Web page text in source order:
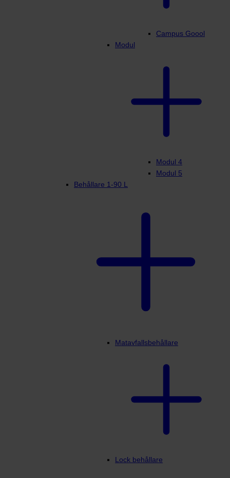
Campus Goool
Modul
Modul 4
Modul 5
Behållare 1-90 L
Matavfallsbehållare
Lock behållare